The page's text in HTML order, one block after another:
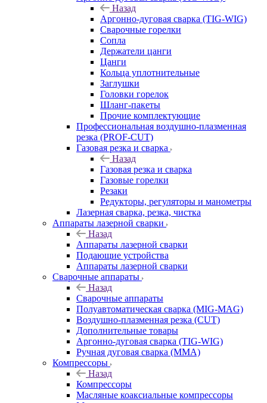
Назад
Аргонно-дуговая сварка (TIG-WIG)
Сварочные горелки
Сопла
Держатели цанги
Цанги
Кольца уплотнительные
Заглушки
Головки горелок
Шланг-пакеты
Прочие комплектующие
Профессиональная воздушно-плазменная
резка (PROF-CUT)
Газовая резка и сварка
Назад
Газовая резка и сварка
Газовые горелки
Резаки
Редукторы, регуляторы и манометры
Лазерная сварка, резка, чистка
Аппараты лазерной сварки
Назад
Аппараты лазерной сварки
Подающие устройства
Аппараты лазерной сварки
Сварочные аппараты
Назад
Сварочные аппараты
Полуавтоматическая сварка (MIG-MAG)
Воздушно-плазменная резка (CUT)
Дополнительные товары
Аргонно-дуговая сварка (TIG-WIG)
Ручная дуговая сварка (MMA)
Компрессоры
Назад
Компрессоры
Масляные коаксиальные компрессоры